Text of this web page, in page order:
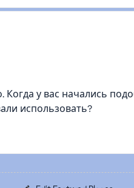
у вас начались
использовать?